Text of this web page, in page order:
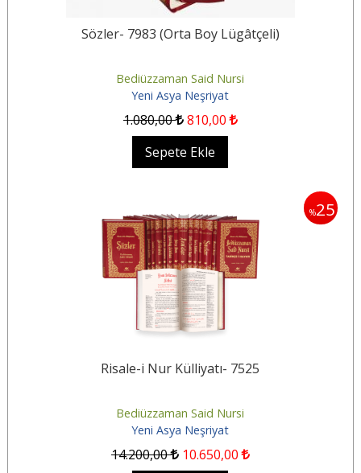
Sözler- 7983 (Orta Boy Lügâtçeli)
Bediüzzaman Said Nursi
Yeni Asya Neşriyat
1.080,00 810,00
Sepete Ekle
%25
Risale-i Nur Külliyatı- 7525
Bediüzzaman Said Nursi
Yeni Asya Neşriyat
14.200,00 10.650,00